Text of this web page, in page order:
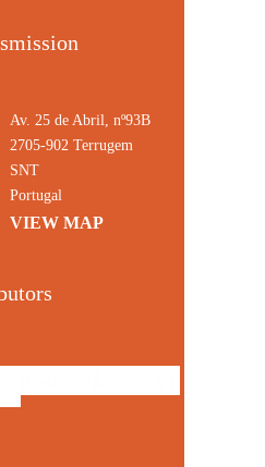
Av. 25 de Abril, nº93B
2705-902 Terrugem
SNT
Portugal
VIEW MAP